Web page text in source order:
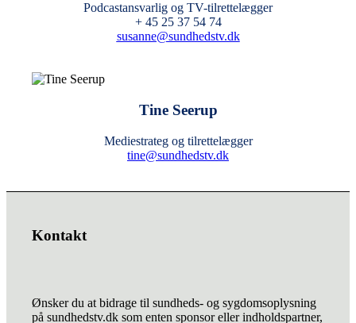
Podcastansvarlig og TV-tilrettelægger
+ 45 25 37 54 74
susanne@sundhedstv.dk
Tine Seerup
Mediestrateg og tilrettelægger
tine@sundhedstv.dk
Kontakt
Ønsker du at bidrage til sundheds- og sygdomsoplysning
på sundhedstv.dk som enten sponsor eller indholdspartner,